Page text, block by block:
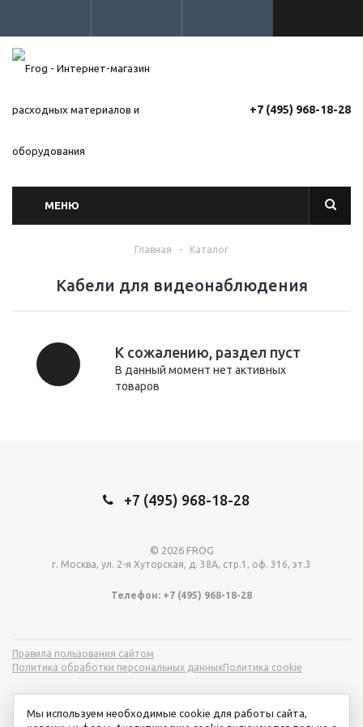
+7 (495) 968-18-28
МЕНЮ
Главная - Каталог
Кабели для видеонаблюдения
К сожалению, раздел пуст
В данный момент нет активных
товаров
+7 (495) 968-18-28
© 2026 FROG
г. Москва, ул. 2-я Хуторская, д. 38А, стр.1, оф. 316, эт.3
Телефон: +7 (495) 968-18-28
Правила пользования сайтом
Политика обработки персональных данныхПолитика cookie
Мы используем необходимые cookie для работы сайта,